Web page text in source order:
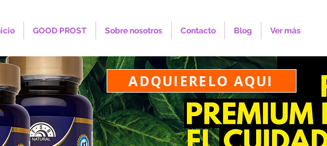
GOOD PROST Sobre nosotros Contacto Blog Ver más
ADQUIERELO AQUI